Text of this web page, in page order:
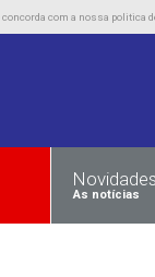
com a nossa politica
Novidades
As notícias